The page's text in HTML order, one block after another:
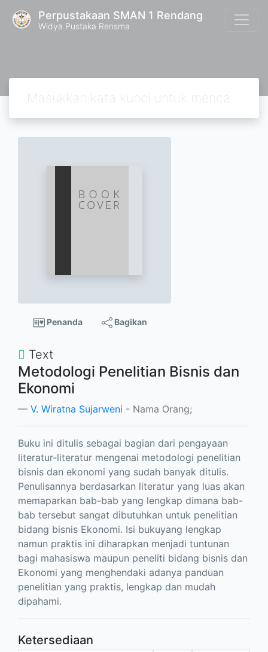
Perpustakaan SMAN 1 Rendang
Widya Pustaka Rensma
Penanda Bagikan
Text
Metodologi Penelitian Bisnis dan
Ekonomi
V. Wiratna Sujarweni - Nama Orang;
Buku ini ditulis sebagai bagian dari pengayaan
literatur-literatur mengenai metodologi penelitian
bisnis dan ekonomi yang sudah banyak ditulis.
Penulisannya berdasarkan literatur yang luas akan
memaparkan bab-bab yang lengkap dimana bab-
bab tersebut sangat dibutuhkan untuk penelitian
bidang bisnis Ekonomi. Isi bukuyang lengkap
namun praktis ini diharapkan menjadi tuntunan
bagi mahasiswa maupun peneliti bidang bisnis dan
Ekonomi yang menghendaki adanya panduan
penelitian yang praktis, lengkap dan mudah
dipahami.
Ketersediaan